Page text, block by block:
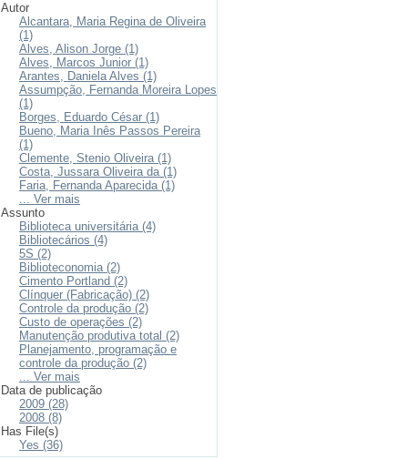
Autor
Alcantara, Maria Regina de Oliveira
(1)
Alves, Alison Jorge (1)
Alves, Marcos Junior (1)
Arantes, Daniela Alves (1)
Assumpção, Fernanda Moreira Lopes
(1)
Borges, Eduardo César (1)
Bueno, Maria Inês Passos Pereira
(1)
Clemente, Stenio Oliveira (1)
Costa, Jussara Oliveira da (1)
Faria, Fernanda Aparecida (1)
... Ver mais
Assunto
Biblioteca universitária (4)
Bibliotecários (4)
5S (2)
Biblioteconomia (2)
Cimento Portland (2)
Clínquer (Fabricação) (2)
Controle da produção (2)
Custo de operações (2)
Manutenção produtiva total (2)
Planejamento, programação e
controle da produção (2)
... Ver mais
Data de publicação
2009 (28)
2008 (8)
Has File(s)
Yes (36)